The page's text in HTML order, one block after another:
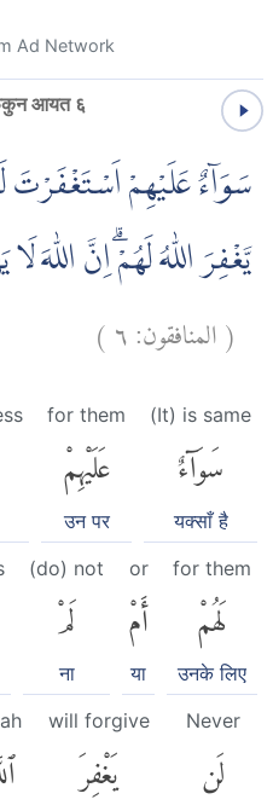
Ad Network
आयत ६
سَوَاۤءٌ عَلَيْهِمْ اَسْتَغْفَرْتَ
يَّغْفِرَ اللّٰهُ لَهُمْۗ اِنَّ اللّٰهَ
(المنافقون:٦)
(It) is same
سَوَآءٌ
यक्साँ है
for them
عَلَيْهِمْ
उन पर
for them
لَهُمْ
उनके लिए
or
أَمْ
या
(do) not
لَمْ
ना
Never
لَن
will forgive
يَغْفِرَ